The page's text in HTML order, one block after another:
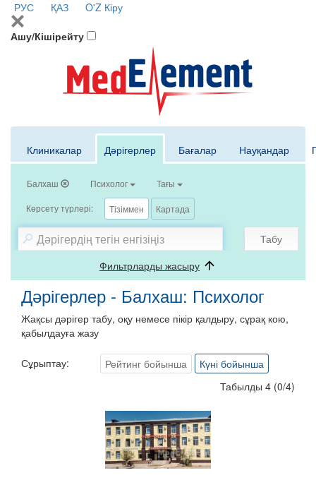
РУС ҚАЗ O'Z Кіру
Ашу/Кішірейту
Клиникалар Дәрігерлер Бағалар Науқандар
Балхаш Психолог Тағы
Көрсету түрлері: Тізіммен Картада
Табу
Фильтрларды жасыру
Дәрігерлер - Балхаш: Психолог
Жақсы дәрігер табу, оқу немесе пікір қалдыру, сұрақ кою,
қабылдауға жазу
Сұрыптау: Рейтинг бойынша
Күні бойынша
Табылды 4 (0/4)